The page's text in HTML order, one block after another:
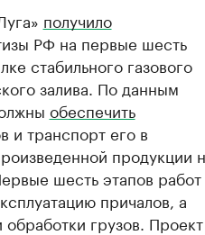
получило
РФ на первые шесть
стабильного газового
залива. По данным
обеспечить
и транспорт его в
продукции
шесть этапов работ
причалов, а
грузов. Проект